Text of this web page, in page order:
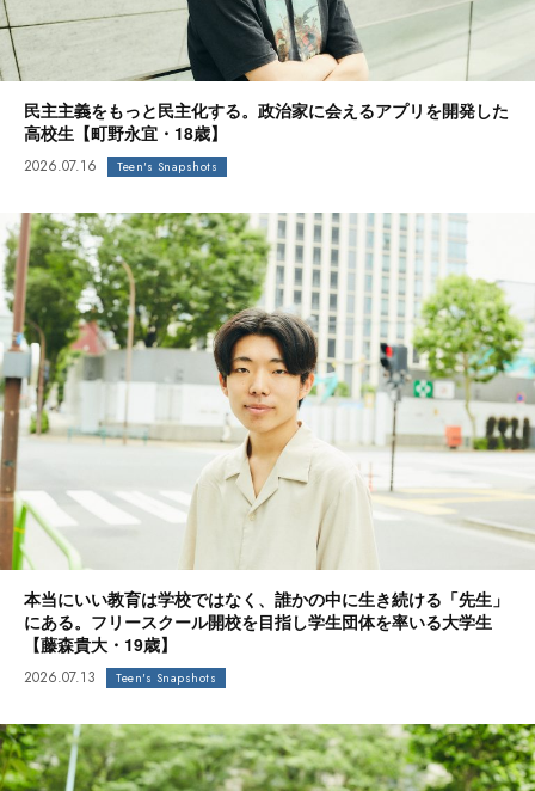
民主主義をもっと民主化する。政治家に会えるアプリを開発した
高校生【町野永宜・18歳】
2026.07.16 Teen's Snapshots
本当にいい教育は学校ではなく、誰かの中に生き続ける「先生」
にある。フリースクール開校を目指し学生団体を率いる大学生
【藤森貴大・19歳】
2026.07.13 Teen's Snapshots